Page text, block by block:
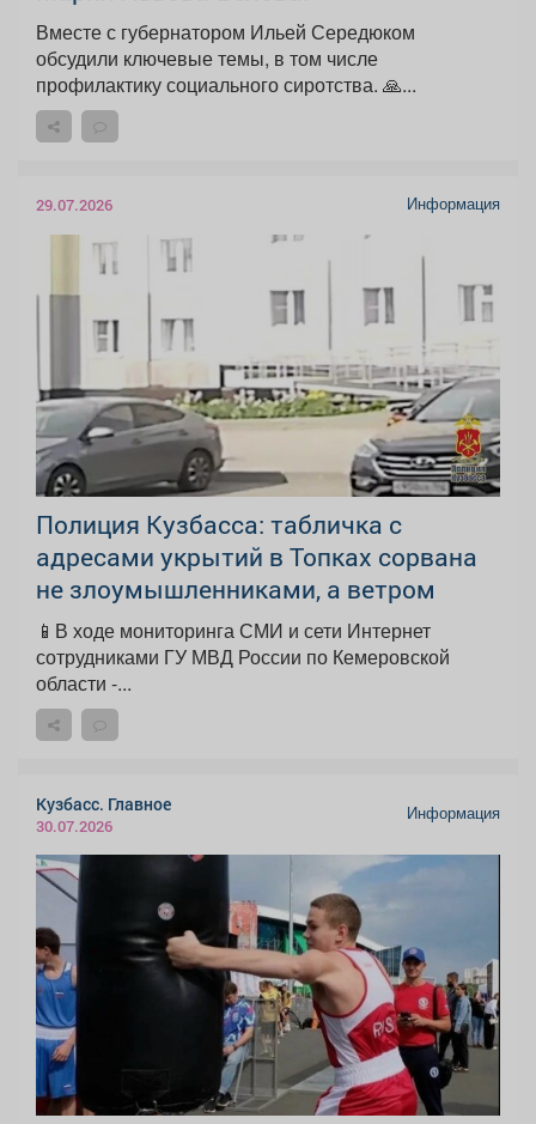
Вместе с губернатором Ильей Середюком
обсудили ключевые темы, в том числе
профилактику социального сиротства. 🙏...
29.07.2026 Информация
Полиция Кузбасса: табличка с
адресами укрытий в Топках сорвана
не злоумышленниками, а ветром
📱В ходе мониторинга СМИ и сети Интернет
сотрудниками ГУ МВД России по Кемеровской
области -...
Кузбасс. Главное
30.07.2026
Информация